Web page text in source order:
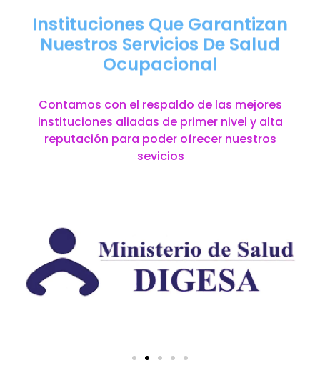
Instituciones Que Garantizan
Nuestros Servicios De Salud
Ocupacional
Contamos con el respaldo de las mejores
instituciones aliadas de primer nivel y alta
reputación para poder ofrecer nuestros
sevicios